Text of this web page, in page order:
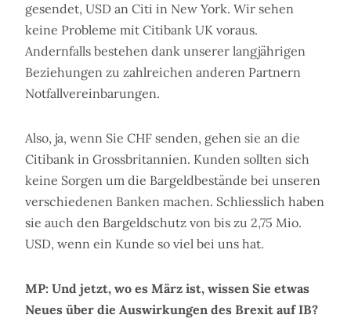
gesendet, USD an Citi in New York. Wir sehen
keine Probleme mit Citibank UK voraus.
Andernfalls bestehen dank unserer langjährigen
Beziehungen zu zahlreichen anderen Partnern
Notfallvereinbarungen.
Also, ja, wenn Sie CHF senden, gehen sie an die
Citibank in Grossbritannien. Kunden sollten sich
keine Sorgen um die Bargeldbestände bei unseren
verschiedenen Banken machen. Schliesslich haben
sie auch den Bargeldschutz von bis zu 2,75 Mio.
USD, wenn ein Kunde so viel bei uns hat.
MP: Und jetzt, wo es März ist, wissen Sie etwas
Neues über die Auswirkungen des Brexit auf IB?